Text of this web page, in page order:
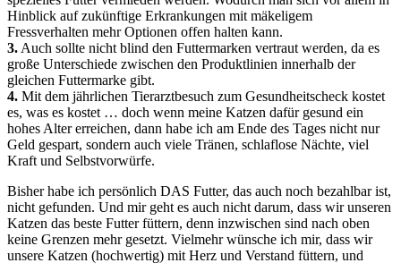
Hinblick auf zukünftige Erkrankungen mit mäkeligem
Fressverhalten mehr Optionen offen halten kann.
3. Auch sollte nicht blind den Futtermarken vertraut werden, da es
große Unterschiede zwischen den Produktlinien innerhalb der
gleichen Futtermarke gibt.
4. Mit dem jährlichen Tierarztbesuch zum Gesundheitscheck kostet
es, was es kostet … doch wenn meine Katzen dafür gesund ein
hohes Alter erreichen, dann habe ich am Ende des Tages nicht nur
Geld gespart, sondern auch viele Tränen, schlaflose Nächte, viel
Kraft und Selbstvorwürfe.
Bisher habe ich persönlich DAS Futter, das auch noch bezahlbar ist,
nicht gefunden. Und mir geht es auch nicht darum, dass wir unseren
Katzen das beste Futter füttern, denn inzwischen sind nach oben
keine Grenzen mehr gesetzt. Vielmehr wünsche ich mir, dass wir
unsere Katzen (hochwertig) mit Herz und Verstand füttern, und